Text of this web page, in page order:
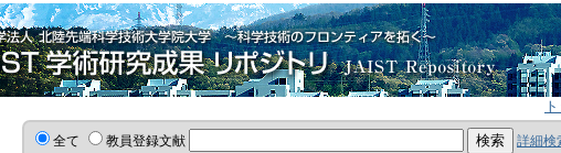
全て 教員登録文献 詳細検